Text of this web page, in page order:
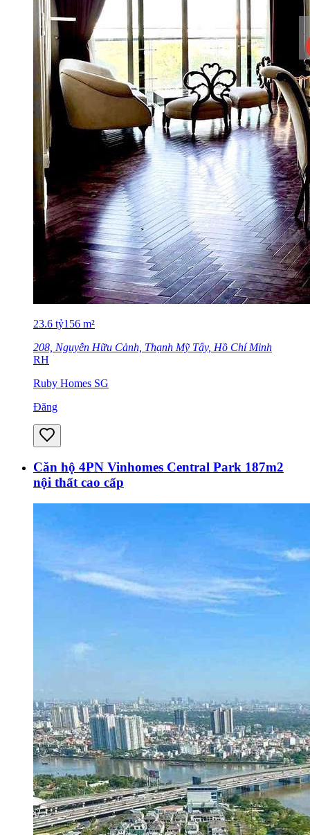
23.6 tỷ156 m²
208, Nguyễn Hữu Cảnh, Thạnh Mỹ Tây, Hồ Chí Minh
RH
Ruby Homes SG
Đăng
Căn hộ 4PN Vinhomes Central Park 187m2
nội thất cao cấp